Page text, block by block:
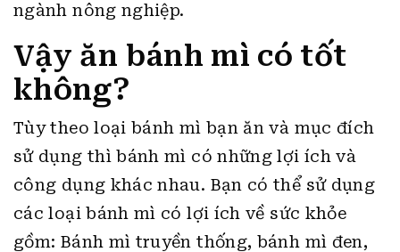
ngành nông nghiệp.
Vậy ăn bánh mì có tốt
không?
Tùy theo loại bánh mì bạn ăn và mục đích
sử dụng thì bánh mì có những lợi ích và
công dụng khác nhau. Bạn có thể sử dụng
các loại bánh mì có lợi ích về sức khỏe
gồm: Bánh mì truyền thống, bánh mì đen,